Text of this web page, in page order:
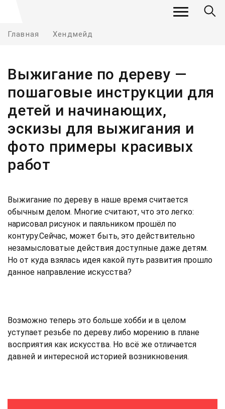
Главная Хендмейд
Выжигание по дереву —
пошаговые инструкции для
детей и начинающих,
эскизы для выжигания и
фото примеры красивых
работ
Выжигание по дереву в наше время считается
обычным делом. Многие считают, что это легко:
нарисовал рисунок и паяльником прошёл по
контуру.Сейчас, может быть, это действительно
незамысловатые действия доступные даже детям.
Но от куда взялась идея какой путь развития прошло
данное направление искусства?
Возможно теперь это больше хобби и в целом
уступает резьбе по дереву либо морению в плане
восприятия как искусства. Но всё же отличается
давней и интересной историей возникновения.